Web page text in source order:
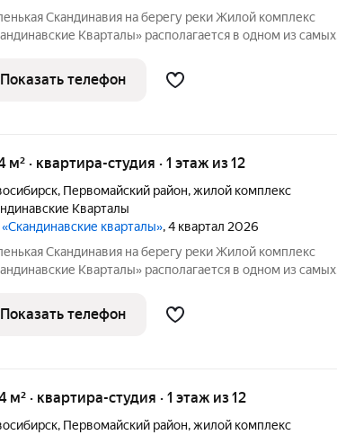
Скандинавия на берегу реки Жилой комплекс
Кварталы» располагается в одном из самых
открываются прекрасные виды на холмы и нетронутую
Уникальная
Показать телефон
м² · квартира-студия · 1 этаж из 12
, Первомайский район,жилой комплекс
Кварталы
«Скандинавские кварталы», 4 квартал 2026
Скандинавия на берегу реки Жилой комплекс
Кварталы» располагается в одном из самых
открываются прекрасные виды на холмы и нетронутую
Уникальная
Показать телефон
м² · квартира-студия · 1 этаж из 12
, Первомайский район,жилой комплекс